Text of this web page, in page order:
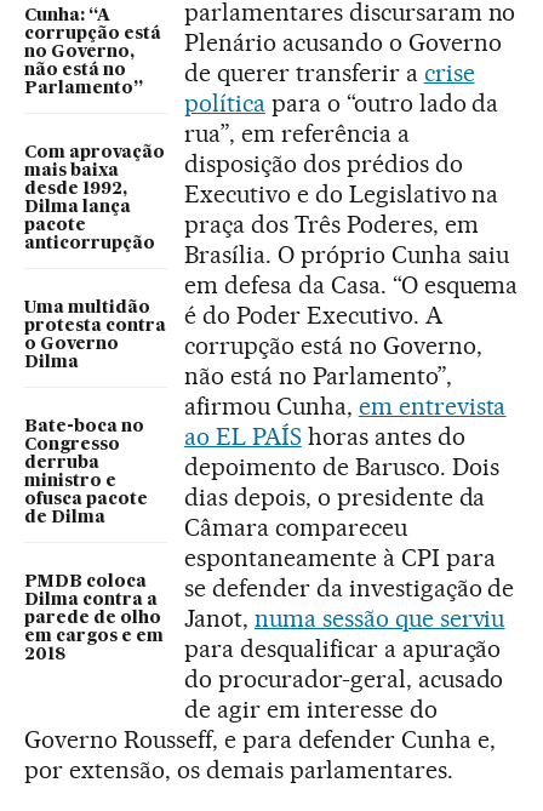
Cunha: “A
corrupção está
no Governo,
não está no
Parlamento”
Com aprovação
mais baixa
desde 1992,
Dilma lança
pacote
anticorrupção
Uma multidão
protesta contra
o Governo
Dilma
Bate-boca no
Congresso
derruba
ministro e
ofusca pacote
de Dilma
PMDB coloca
Dilma contra a
parede de olho
em cargos e em
2018
parlamentares discursaram no
Plenário acusando o Governo
de querer transferir a crise
políticapara o “outro lado da
rua”, em referência a
disposição dos prédios do
Executivo e do Legislativo na
praça dos Três Poderes, em
Brasília. O próprio Cunha saiu
em defesa da Casa. “O esquema
é do Poder Executivo. A
corrupção está no Governo,
não está no Parlamento”,
afirmou Cunha, em entrevista
ao EL PAÍS horas antes do
depoimento de Barusco. Dois
dias depois, o presidente da
Câmara compareceu
espontaneamente à CPI para
se defender da investigação de
Janot, numa sessão que serviu
para desqualificar a apuração
do procurador-geral, acusado
de agir em interesse do
Governo Rousseff, e para defender Cunha e,
por extensão, os demais parlamentares.